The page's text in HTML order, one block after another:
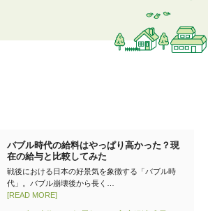
バブル時代の給料はやっぱり高かった？現
在の給与と比較してみた
戦後における日本の好景気を象徴する「バブル時
代」。バブル崩壊後から長く…
[READ MORE]